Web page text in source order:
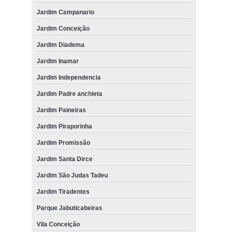
Jardim Campanario
Jardim Conceição
Jardim Diadema
Jardim Inamar
Jardim Independencia
Jardim Padre anchieta
Jardim Paineiras
Jardim Piraporinha
Jardim Promissão
Jardim Santa Dirce
Jardim São Judas Tadeu
Jardim Tiradentes
Parque Jabuticabeiras
Vila Conceição